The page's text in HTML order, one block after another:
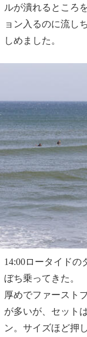
ルが潰れるところ
ョン入るのに流し
しめました。
14:00ロータイドの
ぼち乗ってきた。
厚めでファースト
が多いが、セット
ン。サイズほど押